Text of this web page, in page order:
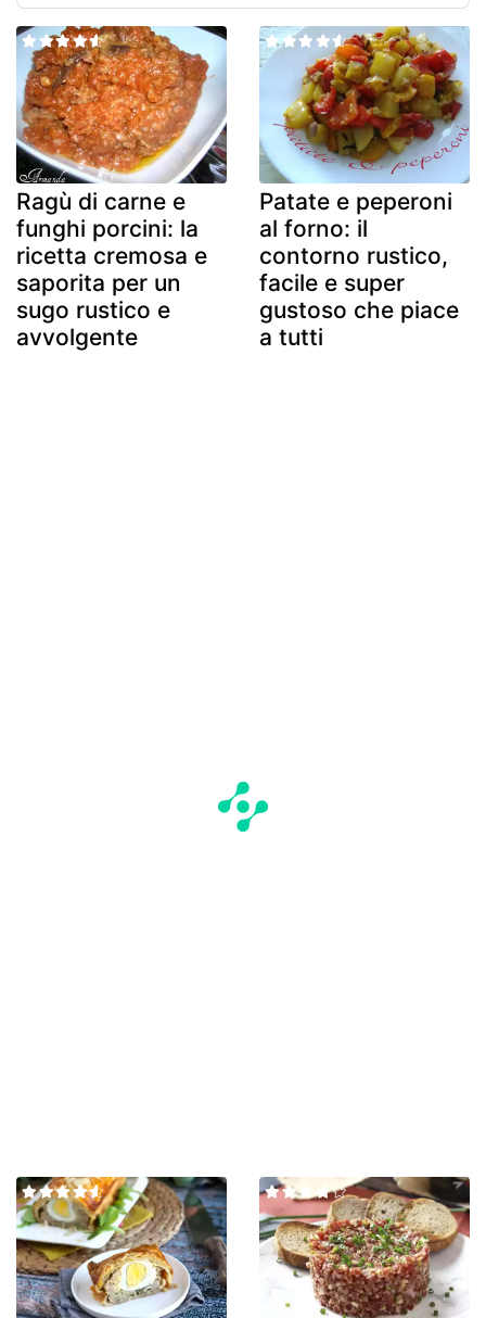
Ragù di carne e
funghi porcini: la
ricetta cremosa e
saporita per un
sugo rustico e
avvolgente
Patate e peperoni
al forno: il
contorno rustico,
facile e super
gustoso che piace
a tutti